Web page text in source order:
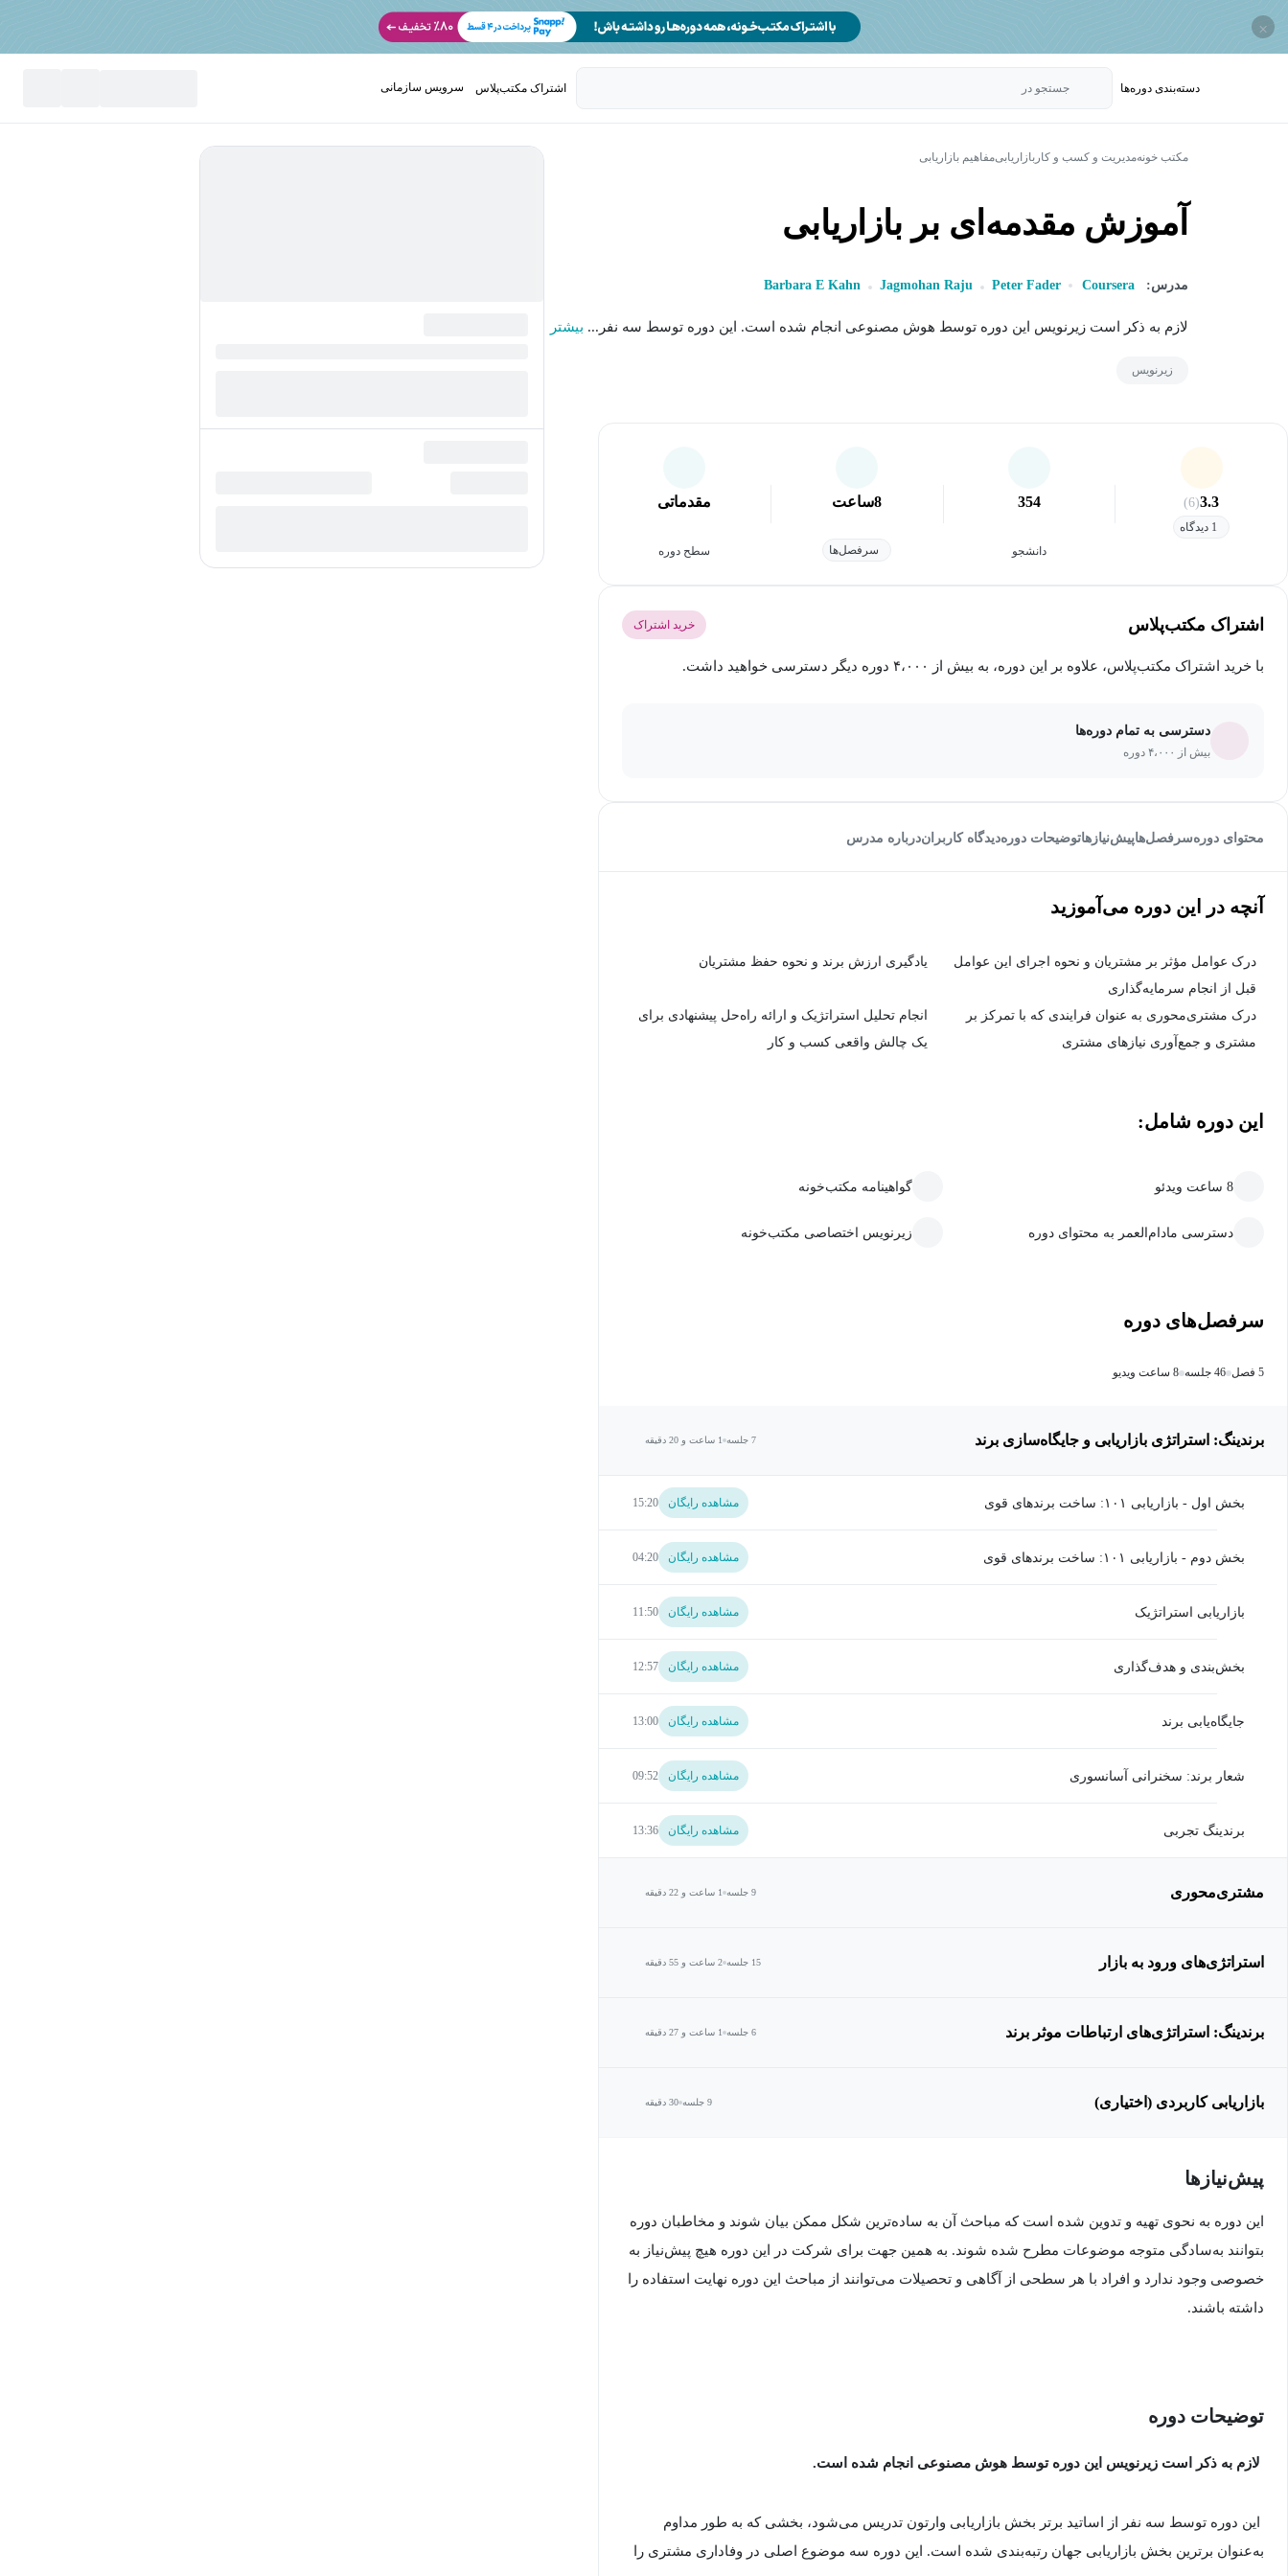
×
دسته‌بندی‌ دوره‌ها جستجو در اشتراک مکتب‌پلاس سرویس سازمانی
مکتب خونهمدیریت و کسب و کار بازاریابیمفاهیم بازاریابی
آموزش مقدمه‌ای بر بازاریابی
مدرس: Coursera
Barbara E Kahn Jagmohan Raju Peter Fader
لازم به ذکر است زیرنویس این دوره توسط هوش مصنوعی انجام شده است. این دوره توسط سه نفر... بیشتر
زیرنویس
3.3
(6)
1 دیدگاه
354
دانشجو
8ساعت
سرفصل‌ها
مقدماتی
سطح دوره
اشتراک مکتب‌پلاس خرید اشتراک
با خرید اشتراک مکتب‌پلاس، علاوه بر این دوره، به بیش از ۴،۰۰۰ دوره دیگر دسترسی خواهید داشت.
دسترسی به تمام دوره‌ها
بیش از ۴،۰۰۰ دوره
محتوای دورهسرفصل‌هاپیش‌نیاز‌هاتوضیحات دورهدیدگاه کاربراندرباره مدرس
آنچه در این دوره می‌آموزید
درک عوامل مؤثر بر مشتریان و نحوه اجرای این عوامل
قبل از انجام سرمایه‌گذاری
یادگیری ارزش برند و نحوه حفظ مشتریان
درک مشتری‌محوری به عنوان فرایندی که با تمرکز بر
مشتری و جمع‌آوری نیازهای مشتری
انجام تحلیل استراتژیک و ارائه راه‌حل پیشنهادی برای
یک چالش واقعی کسب و کار
این دوره شامل:
8 ساعت ویدئو گواهینامه مکتب‌خونه
دسترسی مادام‌العمر به محتوای دوره زیرنویس اختصاصی مکتب‌خونه
سرفصل‌های دوره
5 فصل 46 جلسه 8 ساعت ویدیو
برندینگ: استراتژی بازاریابی و جایگاه‌سازی برند 7 جلسه 1 ساعت و 20 دقیقه
بخش اول - بازاریابی ۱۰۱: ساخت برندهای قوی مشاهده رایگان 15:20
بخش دوم - بازاریابی ۱۰۱: ساخت برندهای قوی مشاهده رایگان 04:20
بازاریابی استراتژیک مشاهده رایگان 11:50
بخش‌بندی و هدف‌گذاری مشاهده رایگان 12:57
جایگاه‌یابی برند مشاهده رایگان 13:00
شعار برند: سخنرانی آسانسوری مشاهده رایگان 09:52
برندینگ تجربی مشاهده رایگان 13:36
مشتری‌محوری 9 جلسه 1 ساعت و 22 دقیقه
استراتژی‌های ورود به بازار 15 جلسه 2 ساعت و 55 دقیقه
برندینگ: استراتژی‌های ارتباطات موثر برند 6 جلسه 1 ساعت و 27 دقیقه
بازاریابی کاربردی (اختیاری) 9 جلسه 30 دقیقه
پیش‌نیاز‌ها
این دوره به نحوی تهیه و تدوین شده است که مباحث آن به ساده‌ترین شکل ممکن بیان شوند و مخاطبان دوره
بتوانند به‌سادگی متوجه موضوعات مطرح شده شوند. به همین جهت برای شرکت در این دوره هیچ پیش‌نیاز به
خصوصی وجود ندارد و افراد با هر سطحی از آگاهی و تحصیلات می‌توانند از مباحث این دوره نهایت استفاده را
داشته باشند.
توضیحات دوره
لازم به ذکر است زیرنویس این دوره توسط هوش مصنوعی انجام شده است.
این دوره توسط سه نفر از اساتید برتر بخش بازاریابی وارتون تدریس می‌شود، بخشی که به طور مداوم
به‌عنوان برترین بخش بازاریابی جهان رتبه‌بندی شده است. این دوره سه موضوع اصلی در وفاداری مشتری را